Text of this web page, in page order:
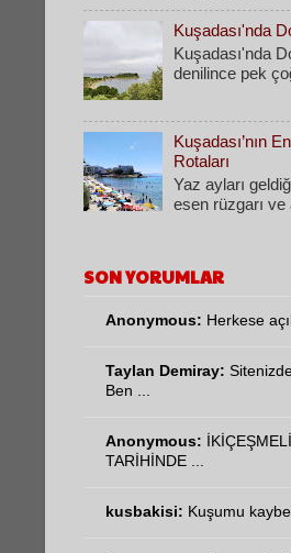
Kuşadası'nda
Kuşadası'nda
denilince pek
Kuşadası’nın
Rotaları
​Yaz ayları
esen rüzgarı ve
SON YORUMLAR
Anonymous: Herkese
Taylan Demiray:
Ben ...
Anonymous:
TARİHİNDE ...
kusbakisi: Kuşumu